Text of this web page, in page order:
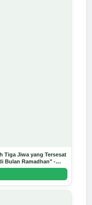
Tiga Jiwa yang Tersesat
Bulan Ramadhan" -